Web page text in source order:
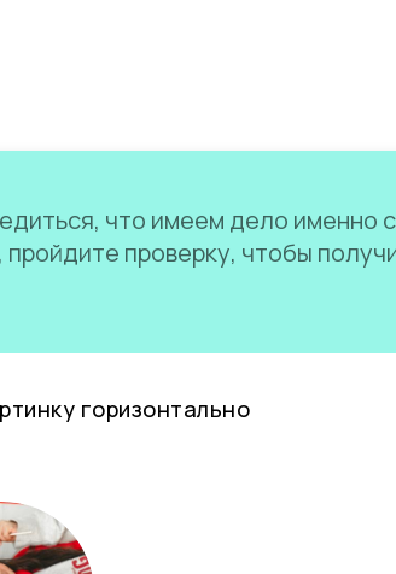
что имеем дело именно
проверку, чтобы
горизонтально